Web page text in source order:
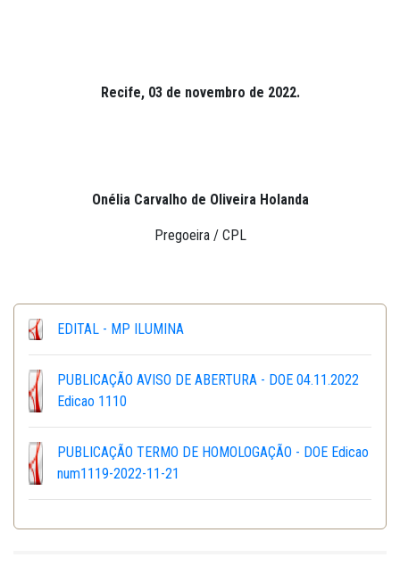
Recife, 03 de novembro de 2022.
Onélia Carvalho de Oliveira Holanda
Pregoeira / CPL
EDITAL - MP ILUMINA
PUBLICAÇÃO AVISO DE ABERTURA - DOE 04.11.2022
Edicao 1110
PUBLICAÇÃO TERMO DE HOMOLOGAÇÃO - DOE Edicao
num1119-2022-11-21